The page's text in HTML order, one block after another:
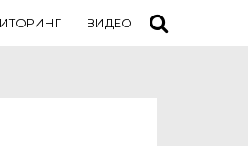
ВИДЕО ТУРИСТАМ